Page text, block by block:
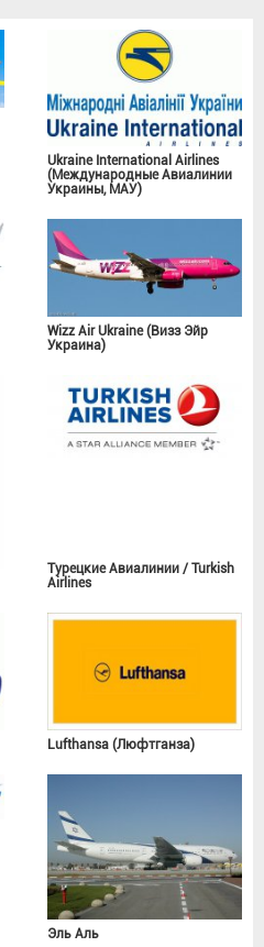
Ukraine International Airlines
(Международные Авиалинии
Украины, МАУ)
Wizz Air Ukraine (Визз Эйр
Украина)
Турецкие Авиалинии / Turkish
Airlines
Lufthansa (Люфтганза)
Эль Аль